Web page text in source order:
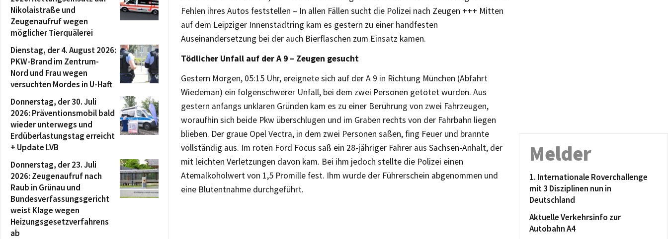
Fehlen ihres Autos feststellen – In allen Fällen sucht die Polizei nach Zeugen +++ Mitten
auf dem Leipziger Innenstadtring kam es gestern zu einer handfesten
Auseinandersetzung bei der auch Bierflaschen zum Einsatz kamen.
Tödlicher Unfall auf der A 9 – Zeugen gesucht
Gestern Morgen, 05:15 Uhr, ereignete sich auf der A 9 in Richtung München (Abfahrt
Wiedeman) ein folgenschwerer Unfall, bei dem zwei Personen getötet wurden. Aus
gestern anfangs unklaren Gründen kam es zu einer Berührung von zwei Fahrzeugen,
woraufhin sich beide Pkw überschlugen und im Graben rechts von der Fahrbahn liegen
blieben. Der graue Opel Vectra, in dem zwei Personen saßen, fing Feuer und brannte
vollständig aus. Im roten Ford Focus saß ein 28-jähriger Fahrer aus Sachsen-Anhalt, der
mit leichten Verletzungen davon kam. Bei ihm jedoch stellte die Polizei einen
Atemalkoholwert von 1,5 Promille fest. Ihm wurde der Führerschein abgenommen und
eine Blutentnahme durchgeführt.
Nikolaistraße und
Zeugenaufruf wegen
möglicher Tierquälerei
Dienstag, der 4. August 2026:
PKW-Brand im Zentrum-
Nord und Frau wegen
versuchten Mordes in U-Haft
Donnerstag, der 30. Juli
2026: Präventionsmobil bald
wieder unterwegs und
Erdüberlastungstag erreicht
+ Update LVB
Donnerstag, der 23. Juli
2026: Zeugenaufruf nach
Raub in Grünau und
Bundesverfassungsgericht
weist Klage wegen
Heizungsgesetzverfahrens
ab
Melder
1. Internationale Roverchallenge
mit 3 Disziplinen nun in
Deutschland
Aktuelle Verkehrsinfo zur
Autobahn A4